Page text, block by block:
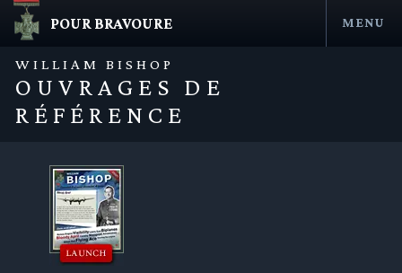
contenu
POUR BRAVOURE MENU
WILLIAM BISHOP
OUVRAGES DE
RÉFÉRENCE